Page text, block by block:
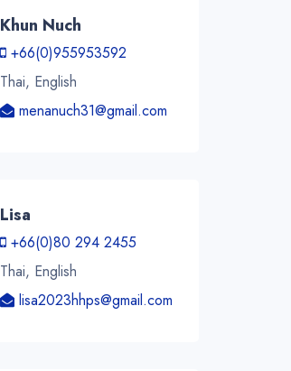
Khun Nuch
+66(0)955953592
Thai, English
menanuch31@gmail.com
Lisa
+66(0)80 294 2455
Thai, English
lisa2023hhps@gmail.com